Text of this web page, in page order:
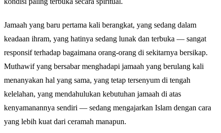
Jamaah yang baru pertama kali berangkat, yang sedang dalam
keadaan ihram, yang hatinya sedang lunak dan terbuka — sangat
responsif terhadap bagaimana orang-orang di sekitarnya bersikap.
Muthawif yang bersabar menghadapi jamaah yang berulang kali
menanyakan hal yang sama, yang tetap tersenyum di tengah
kelelahan, yang mendahulukan kebutuhan jamaah di atas
kenyamanannya sendiri — sedang mengajarkan Islam dengan cara
yang lebih kuat dari ceramah manapun.